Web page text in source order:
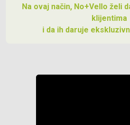
Na ovaj način, No+Vello želi
klijentima
i da ih daruje